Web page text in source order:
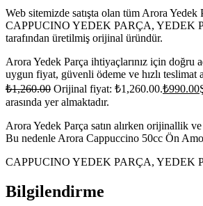
Web sitemizde satışta olan tüm Arora
CAPPUCINO YEDEK PARÇA, YEDEK
tarafından üretilmiş orijinal üründür.
Arora Yedek Parça ihtiyaçlarınız için doğru
uygun fiyat, güvenli ödeme ve hızlı teslimat
₺1,260.00 Orijinal fiyat: ₺1,260.00.₺990.00
arasında yer almaktadır.
Arora Yedek Parça satın alırken orijinallik
Bu nedenle Arora Cappuccino 50cc Ön
CAPPUCINO YEDEK PARÇA, YEDEK
Bilgilendirme